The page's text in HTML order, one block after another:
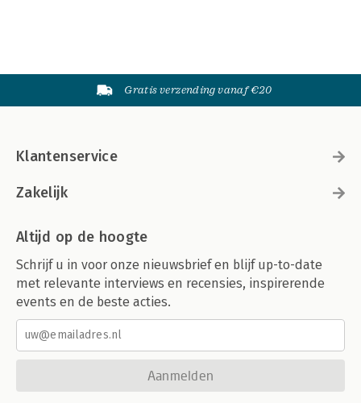
Gratis verzending vanaf €20
Klantenservice
Zakelijk
Altijd op de hoogte
Schrijf u in voor onze nieuwsbrief en blijf up-to-date
met relevante interviews en recensies, inspirerende
events en de beste acties.
Aanmelden